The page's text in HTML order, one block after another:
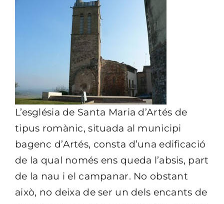
L’església de Santa Maria d’Artés de
tipus romànic, situada al municipi
bagenc d’Artés, consta d’una edificació
de la qual només ens queda l’absis, part
de la nau i el campanar. No obstant
això, no deixa de ser un dels encants de